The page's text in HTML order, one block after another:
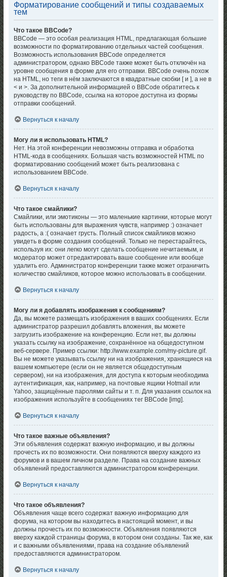
Форматирование сообщений и типы создаваемых
тем
Что такое BBCode?
BBCode — это особая реализация HTML, предлагающая большие
возможности по форматированию отдельных частей сообщения.
Возможность использования BBCode определяется
администратором, однако BBCode также может быть отключён на
уровне сообщения в форме для его отправки. BBCode очень похож
на HTML, но теги в нём заключаются в квадратные скобки [ и ], а не в
< и >. За дополнительной информацией о BBCode обратитесь к
руководству по BBCode, ссылка на которое доступна из формы
отправки сообщений.
Вернуться к началу
Могу ли я использовать HTML?
Нет. На этой конференции невозможны отправка и обработка
HTML-кода в сообщениях. Большая часть возможностей HTML по
форматированию сообщений может быть реализована с
использованием BBCode.
Вернуться к началу
Что такое смайлики?
Смайлики, или эмотиконы — это маленькие картинки, которые могут
быть использованы для выражения чувств, например :) означает
радость, а :( означает грусть. Полный список смайликов можно
увидеть в форме создания сообщений. Только не перестарайтесь,
используя их: они легко могут сделать сообщение нечитаемым, и
модератор может отредактировать ваше сообщение или вообще
удалить его. Администратор конференции также может ограничить
количество смайликов, которое можно использовать в сообщении.
Вернуться к началу
Могу ли я добавлять изображения к сообщениям?
Да, вы можете размещать изображения в ваших сообщениях. Если
администратор разрешил добавлять вложения, вы можете
загрузить изображение на конференцию. Если нет, вы должны
указать ссылку на изображение, сохранённое на общедоступном
веб-сервере. Пример ссылки: http://www.example.com/my-picture.gif.
Вы не можете указывать ссылку ни на изображения, хранящиеся на
вашем компьютере (если он не является общедоступным
сервером), ни на изображения, для доступа к которым необходима
аутентификация, как, например, на почтовые ящики Hotmail или
Yahoo, защищённые паролями сайты и т. п. Для указания ссылок на
изображения используйте в сообщениях тег BBCode [img].
Вернуться к началу
Что такое важные объявления?
Эти объявления содержат важную информацию, и вы должны
прочесть их по возможности. Они появляются вверху каждого из
форумов и в вашем личном разделе. Права на создание важных
объявлений предоставляются администратором конференции.
Вернуться к началу
Что такое объявления?
Объявления чаще всего содержат важную информацию для
форума, на котором вы находитесь в настоящий момент, и вы
должны прочесть их по возможности. Объявления появляются
вверху каждой страницы форума, в котором они созданы. Так же, как
и с важными объявлениями, права на создание объявлений
предоставляются администратором.
Вернуться к началу